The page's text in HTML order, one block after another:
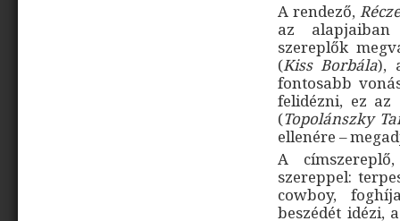
A rendező,
az alapjaiban
szereplők
(Kiss Borbála),
fontosabb
felidézni, ez az
(Topolánszky
ellenére –
A
szereppel:
cowboy,
beszédét idézi,